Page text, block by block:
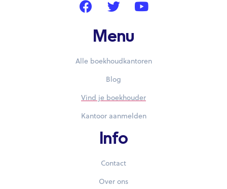
Menu
Alle boekhoudkantoren
Blog
Vind je boekhouder
Kantoor aanmelden
Info
Contact
Over ons